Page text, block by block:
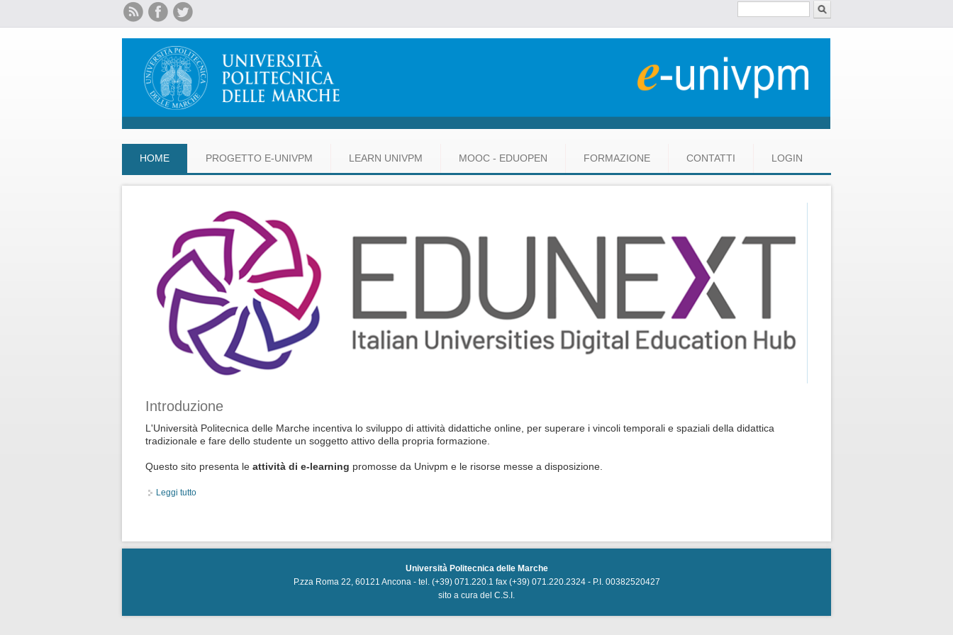
HOME PROGETTO E-UNIVPM LEARN UNIVPM MOOC - EDUOPEN FORMAZIONE CONTATTI LOGIN
Introduzione
L'Università Politecnica delle Marche incentiva lo sviluppo di attività didattiche online, per superare i vincoli temporali e spaziali della didattica
tradizionale e fare dello studente un soggetto attivo della propria formazione.
Questo sito presenta leattività di e-learning promosse da Univpm e le risorse messe a disposizione.
Leggi tutto
Università Politecnica delle Marche
P.zza Roma 22, 60121 Ancona - tel. (+39) 071.220.1 fax (+39) 071.220.2324 - P.I. 00382520427
sito a cura del C.S.I.